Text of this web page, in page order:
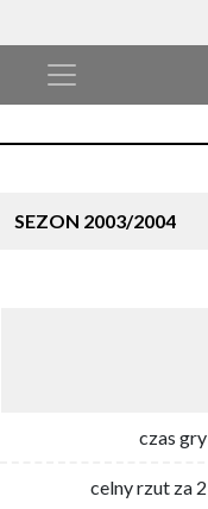
SEZON 2003/2004
czas gry
celny rzut za 2
czas gry
celny rzut za 2